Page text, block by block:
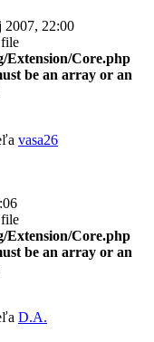
2007, 22:00
Core.php
be an array or an
vasa26
Core.php
be an array or an
D.A.